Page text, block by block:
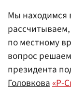
Мы находимся
по местному
вопрос
президента
Головкова«Р-